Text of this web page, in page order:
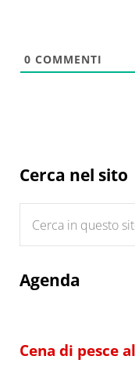
0 COMMENTI
Sidebar
Cerca nel sito
Agenda
Cena di pesce